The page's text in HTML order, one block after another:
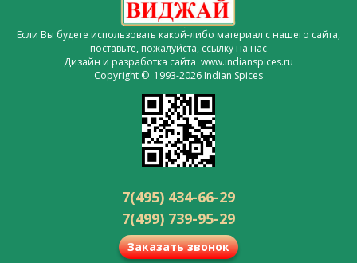
Если Вы будете использовать какой-либо материал с нашего сайта,
поставьте, пожалуйста, ссылку на нас
Дизайн и разработка сайта www.indianspices.ru
Copyright © 1993-2026 Indian Spices
7(495) 434-66-29
7(499) 739-95-29
Заказать звонок